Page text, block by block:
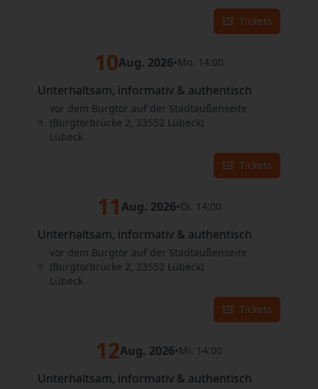
Tickets
10Aug. 2026•Mo. 14:00
Unterhaltsam, informativ & authentisch
vor dem Burgtor auf der Stadtaußenseite
(Burgtorbrücke 2, 23552 Lübeck)
Lübeck
Tickets
11 Aug. 2026•Di. 14:00
Unterhaltsam, informativ & authentisch
vor dem Burgtor auf der Stadtaußenseite
(Burgtorbrücke 2, 23552 Lübeck)
Lübeck
Tickets
12Aug. 2026•Mi. 14:00
Unterhaltsam, informativ & authentisch